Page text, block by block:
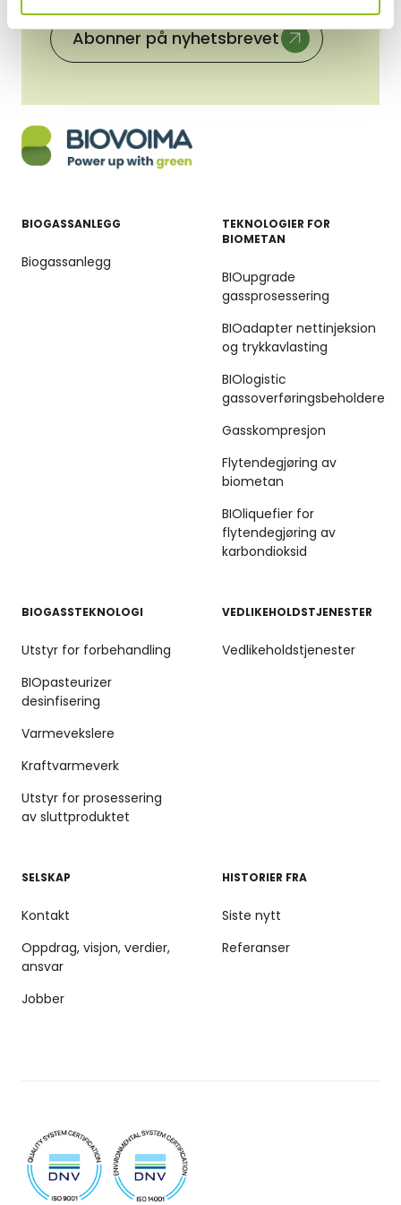
Abonner på nyhetsbrevet
BIOGASSANLEGG
Biogassanlegg
TEKNOLOGIER FOR
BIOMETAN
BIOupgrade
gassprosessering
BIOadapter nettinjeksion
og trykkavlasting
BIOlogistic
gassoverføringsbeholdere
Gasskompresjon
Flytendegjøring av
biometan
BIOliquefier for
flytendegjøring av
karbondioksid
BIOGASSTEKNOLOGI
Utstyr for forbehandling
BIOpasteurizer
desinfisering
Varmevekslere
Kraftvarmeverk
Utstyr for prosessering
av sluttproduktet
VEDLIKEHOLDSTJENESTER
Vedlikeholdstjenester
SELSKAP
Kontakt
Oppdrag, visjon, verdier,
ansvar
Jobber
HISTORIER FRA
Siste nytt
Referanser